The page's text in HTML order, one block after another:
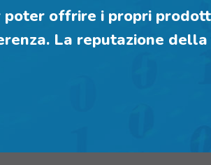
offrire i propri
La reputazione